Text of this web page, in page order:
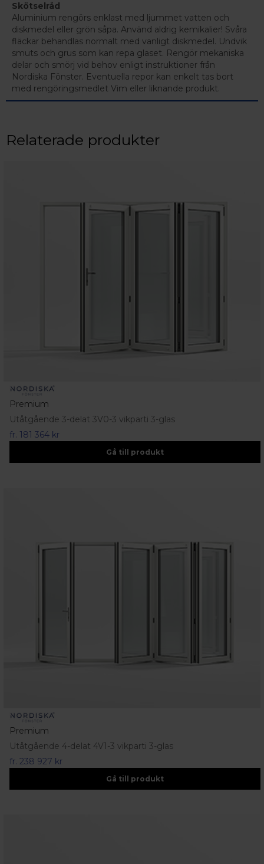
Skötselråd
Aluminium rengörs enklast med ljummet vatten och
diskmedel eller grön såpa. Använd aldrig kemikalier! Svåra
fläckar behandlas normalt med vanligt diskmedel. Undvik
smuts och grus som kan repa glaset. Rengör mekaniska
delar och smörj vid behov enligt instruktioner från
Nordiska Fönster. Eventuella repor kan enkelt tas bort
med rengöringsmedlet Vim eller liknande produkt.
Relaterade produkter
Premium
Utåtgående 3-delat 3V0-3 vikparti 3-glas
fr. 181 364 kr
Gå till produkt
Premium
Utåtgående 4-delat 4V1-3 vikparti 3-glas
fr. 238 927 kr
Gå till produkt